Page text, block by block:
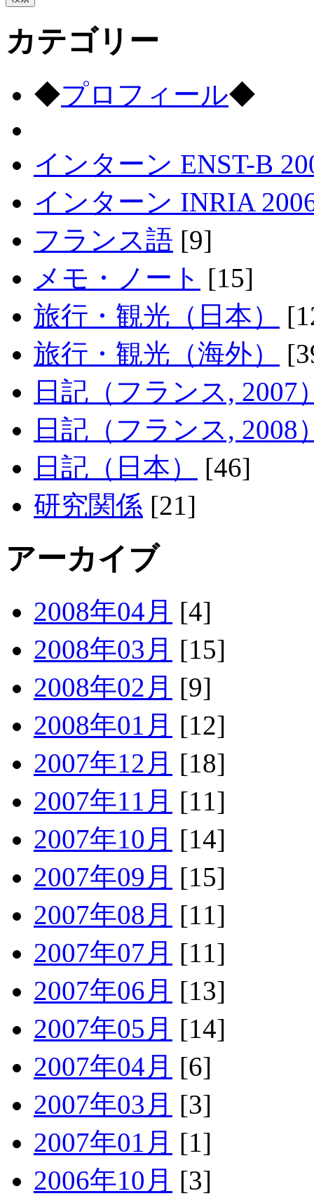
カテゴリー
◆プロフィール◆
インターン ENST-B
インターン INRIA
フランス語 [9]
メモ・ノート [15]
旅行・観光（日本）
旅行・観光（海外）
日記（フランス, 2007
日記（フランス, 2008
日記（日本）
[46]
研究関係 [21]
アーカイブ
2008年04月 [4]
2008年03月 [15]
2008年02月 [9]
2008年01月 [12]
2007年12月 [18]
2007年11月 [11]
2007年10月 [14]
2007年09月 [15]
2007年08月 [11]
2007年07月 [11]
2007年06月 [13]
2007年05月 [14]
2007年04月 [6]
2007年03月 [3]
2007年01月 [1]
2006年10月 [3]